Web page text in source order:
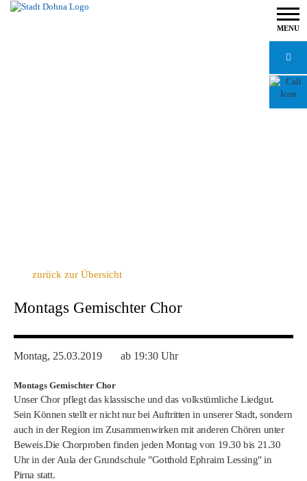
MENU
zurück zur Übersicht
Montags Gemischter Chor
Montag, 25.03.2019 ab 19:30 Uhr
Montags Gemischter Chor
Unser Chor pflegt das klassische und das volkstümliche Liedgut.
Sein Können stellt er nicht nur bei Auftritten in unserer Stadt, sondern
auch in der Region im Zusammenwirken mit anderen Chören unter
Beweis.Die Chorproben finden jeden Montag von 19.30 bis 21.30
Uhr in der Aula der Grundschule "Gotthold Ephraim Lessing" in
Pirna statt.